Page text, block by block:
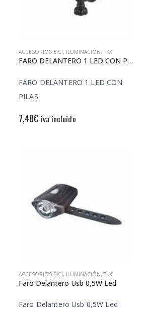
ACCESORIOS BICI, ILUMINACIÓN, TKX
FARO DELANTERO 1 LED CON PILAS
FARO DELANTERO 1 LED CON
PILAS
7,48€ iva incluido
ACCESORIOS BICI, ILUMINACIÓN, TKX
Faro Delantero Usb 0,5W Led
Faro Delantero Usb 0,5W Led